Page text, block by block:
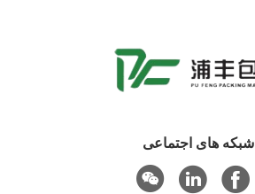
شبکه های اجتماعی